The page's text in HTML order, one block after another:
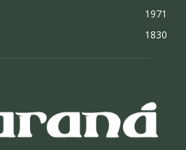
1971
1830